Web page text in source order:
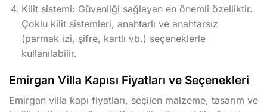
Kilit sistemi: Güvenliği sağlayan en önemli özelliktir.
Çoklu kilit sistemleri, anahtarlı ve anahtarsız
(parmak izi, şifre, kartlı vb.) seçeneklerle
kullanılabilir.
Emirgan Villa Kapısı Fiyatları ve Seçenekleri
Emirgan villa kapı fiyatları, seçilen malzeme, tasarım ve